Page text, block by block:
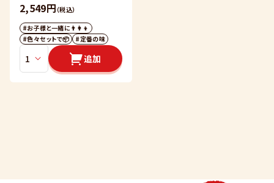
2,549円（税込）
#お子様と一緒に👨‍👩‍👦
#色々セットで📦
#定番の味
追加